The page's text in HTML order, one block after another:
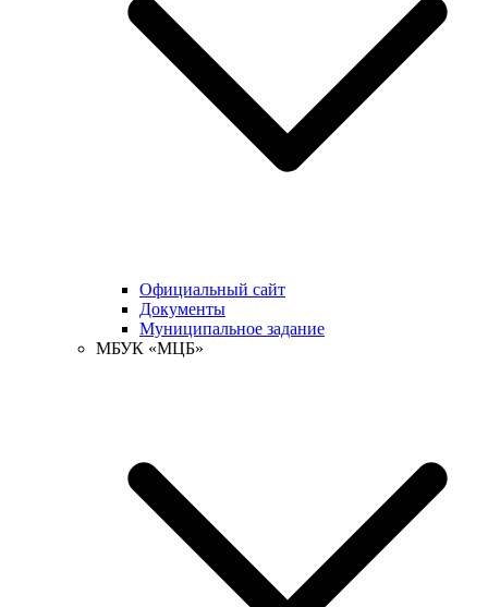
Официальный сайт
Документы
Муниципальное задание
МБУК «МЦБ»